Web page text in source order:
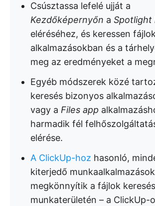
Csúsztassa lefelé ujját a
Kezdőképernyőn a Spotlight
eléréséhez, és keressen
alkalmazásokban és a
meg az eredményeket a
Egyéb módszerek közé
keresés bizonyos
vagy a Files app
harmadik fél
elérése.
A ClickUp-hoz hasonló,
kiterjedő munkaalkalmazások
megkönnyítik a fájlok
munkaterületén – a ClickUp-